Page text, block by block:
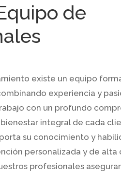
de
existe un equipo
experiencia y
con un profundo
integral de cada
su conocimiento y
personalizada y de alta
profesionales